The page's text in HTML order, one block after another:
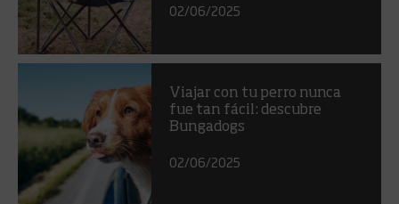
02/06/2025
Viajar con tu perro nunca
fue tan fácil: descubre
Bungadogs
02/06/2025